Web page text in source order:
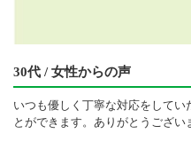
30代 / 女性からの声
いつも優しく丁寧な対応をしてい
とができます。ありがとうござい